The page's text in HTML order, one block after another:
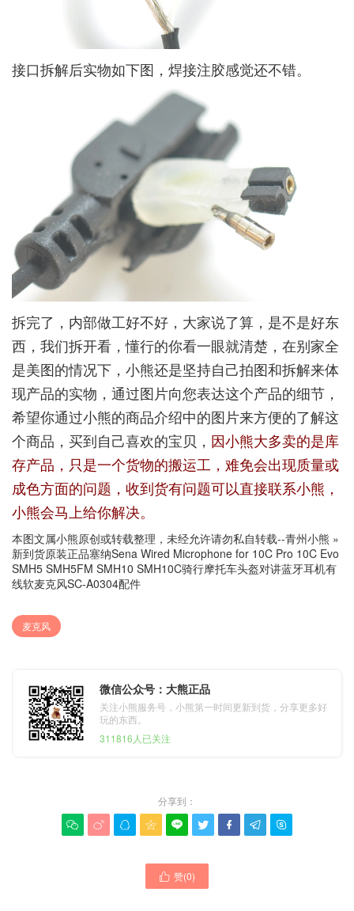
接口拆解后实物如下图，焊接注胶感觉还不错。
拆完了，内部做工好不好，大家说了算，是不是好东
西，我们拆开看，懂行的你看一眼就清楚，在别家全
是美图的情况下，小熊还是坚持自己拍图和拆解来体
现产品的实物，通过图片向您表达这个产品的细节，
希望你通过小熊的商品介绍中的图片来方便的了解这
个商品，买到自己喜欢的宝贝， 因小熊大多卖的是库
存产品，只是一个货物的搬运工，难免会出现质量或
成色方面的问题，收到货有问题可以直接联系小熊，
小熊会马上给你解决。
本图文属小熊原创或转载整理，未经允许请勿私自转载--青州小熊 »
新到货原装正品塞纳Sena Wired Microphone for 10C Pro 10C Evo
SMH5 SMH5FM SMH10 SMH10C骑行摩托车头盔对讲蓝牙耳机有
线软麦克风SC-A0304配件
麦克风
微信公众号：大熊正品
关注小熊服务号，小熊第一时间更新到货，分享更多好
玩的东西。
311816人已关注
分享到：
        
 赞(0)